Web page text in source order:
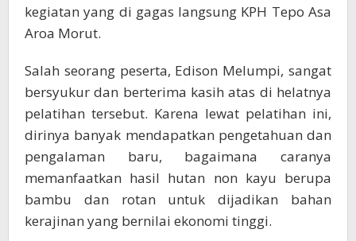
kegiatan yang di gagas langsung KPH Tepo Asa
Aroa Morut.
Salah seorang peserta, Edison Melumpi, sangat
bersyukur dan berterima kasih atas di helatnya
pelatihan tersebut. Karena lewat pelatihan ini,
dirinya banyak mendapatkan pengetahuan dan
pengalaman baru, bagaimana caranya
memanfaatkan hasil hutan non kayu berupa
bambu dan rotan untuk dijadikan bahan
kerajinan yang bernilai ekonomi tinggi.